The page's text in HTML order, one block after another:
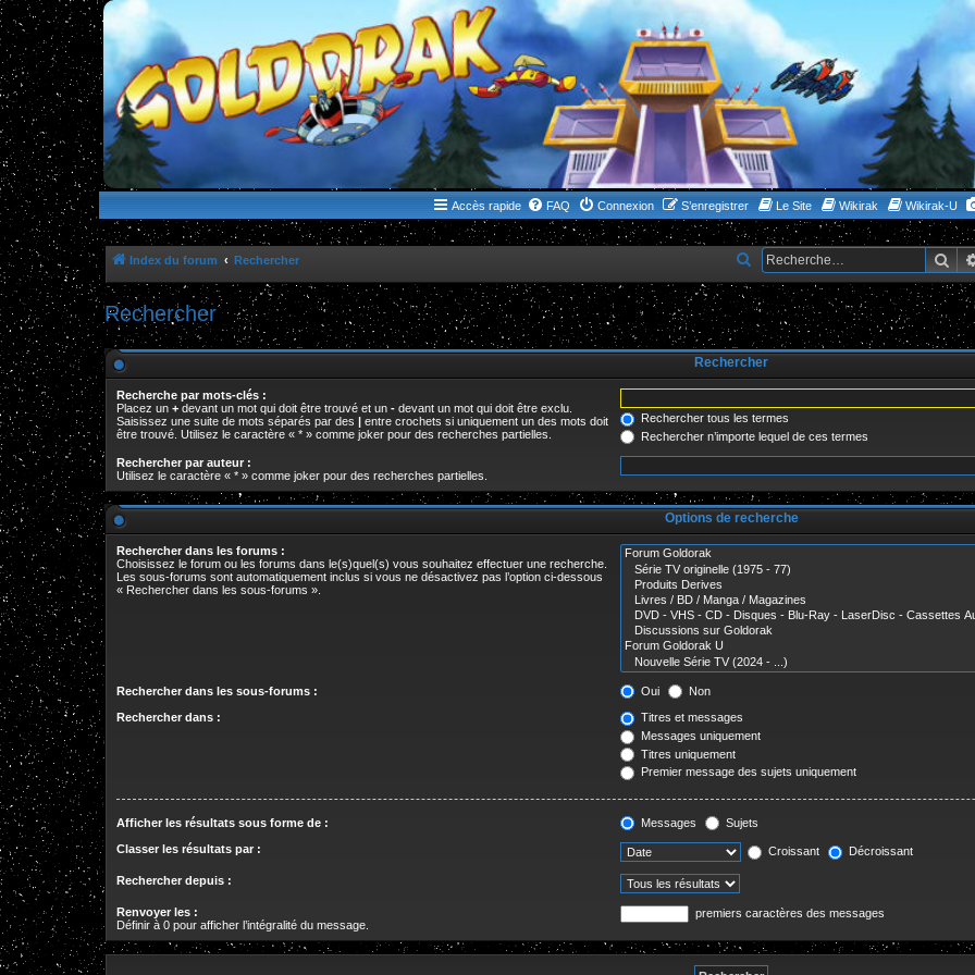
WWW.GOLDORAKGO.COM
le site de la Lune Rouge
Accès rapide FAQ Connexion S’enregistrer Le Site Wikirak Wikirak-U
Index du forum Rechercher
e
c
e
r
c
h
r
Rechercher
Rechercher
Recherche par mots-clés :
Placez un + devant un mot qui doit être trouvé et un - devant un mot qui doit être exclu.
Saisissez une suite de mots séparés par des | entre crochets si uniquement un des mots doit
être trouvé. Utilisez le caractère « * » comme joker pour des recherches partielles.
Rechercher tous les termes
Rechercher n’importe lequel de ces termes
Rechercher par auteur :
Utilisez le caractère « * » comme joker pour des recherches partielles.
Options de recherche
Rechercher dans les forums :
Choisissez le forum ou les forums dans le(s)quel(s) vous souhaitez effectuer une recherche.
Les sous-forums sont automatiquement inclus si vous ne désactivez pas l’option ci-dessous
« Rechercher dans les sous-forums ».
Rechercher dans les sous-forums : Oui Non
Rechercher dans :
Titres et messages
Messages uniquement
Titres uniquement
Premier message des sujets uniquement
Afficher les résultats sous forme de : Messages Sujets
Classer les résultats par : Croissant Décroissant
Rechercher depuis :
Renvoyer les :
Définir à 0 pour afficher l’intégralité du message.
premiers caractères des messages